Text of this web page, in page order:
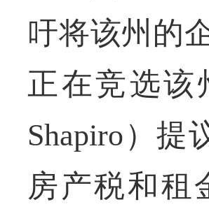
吁将该州的
正在竞选该
Shapiro）提
房产税和租